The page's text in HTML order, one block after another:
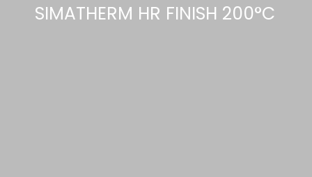
SIMATHERM HR FINISH 200°C